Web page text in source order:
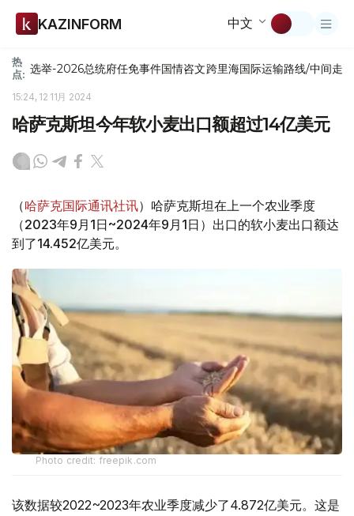
KAZINFORM 中文
热
点: 选举-2026总统府任免事件国情咨文跨里海国际运输路线/中间走廊
15:24, 12 11月 2024
哈萨克斯坦今年软小麦出口额超过14亿美元
（哈萨克国际通讯社讯）哈萨克斯坦在上一个农业季度
（2023年9月1日~2024年9月1日）出口的软小麦出口额达
到了14.452亿美元。
Photo credit: freepik.com
该数据较2022~2023年农业季度减少了4.872亿美元。这是